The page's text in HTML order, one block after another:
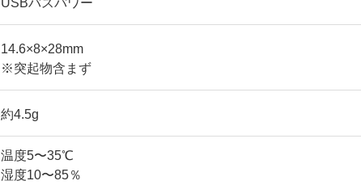
14.6×8×28mm
※突起物含まず
約4.5g
温度5〜35℃
湿度10〜85％